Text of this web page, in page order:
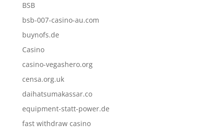
BSB
bsb-007-casino-au.com
buynofs.de
Casino
casino-vegashero.org
censa.org.uk
daihatsumakassar.co
equipment-statt-power.de
fast withdraw casino